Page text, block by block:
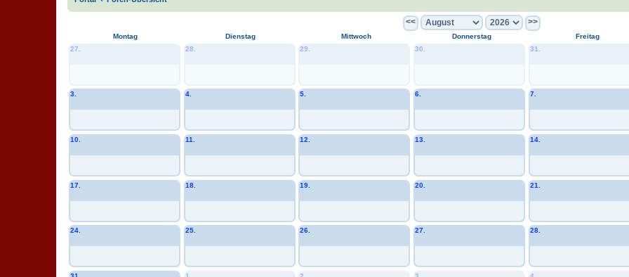
<< >>
Montag Dienstag Mittwoch Donnerstag Freitag
27.
28. 29. 30. 31.
3. 4. 5. 6. 7.
10. 11. 12. 13. 14.
17. 18. 19. 20. 21.
24. 25. 26. 27. 28.